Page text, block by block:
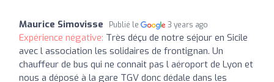
Maurice Simovisse Publié le 3 years ago
Expérience négative: Très déçu de notre séjour en Sicile
avec l association les solidaires de frontignan. Un
chauffeur de bus qui ne connait pas l aéroport de Lyon et
nous a déposé à la gare TGV donc dédale dans les